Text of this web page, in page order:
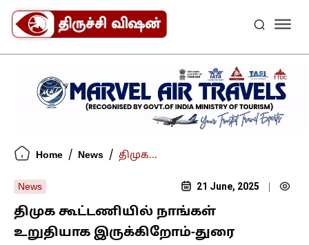
Home / News / திமுக...
News 21 June, 2025
திமுக கூட்டணியில் நாங்கள்
உறுதியாக இருக்கிறோம்-துரை